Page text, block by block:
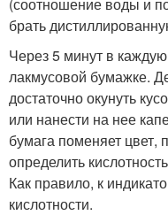
брать
Через 5 минут в
лакмусовой бумажке.
достаточно окунуть
или нанести на нее
бумага поменяет цвет,
определить
Как правило, к
кислотности.